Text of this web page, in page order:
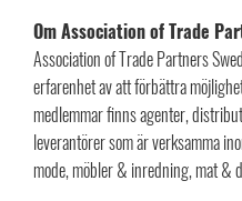
Om Association of Trade
Association of Trade Partners
erfarenhet av att förbättra
medlemmar finns agenter,
leverantörer som är verksamma
mode, möbler & inredning, mat &